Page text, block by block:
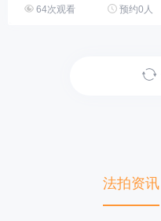
64次观看 预约0人
法拍资讯